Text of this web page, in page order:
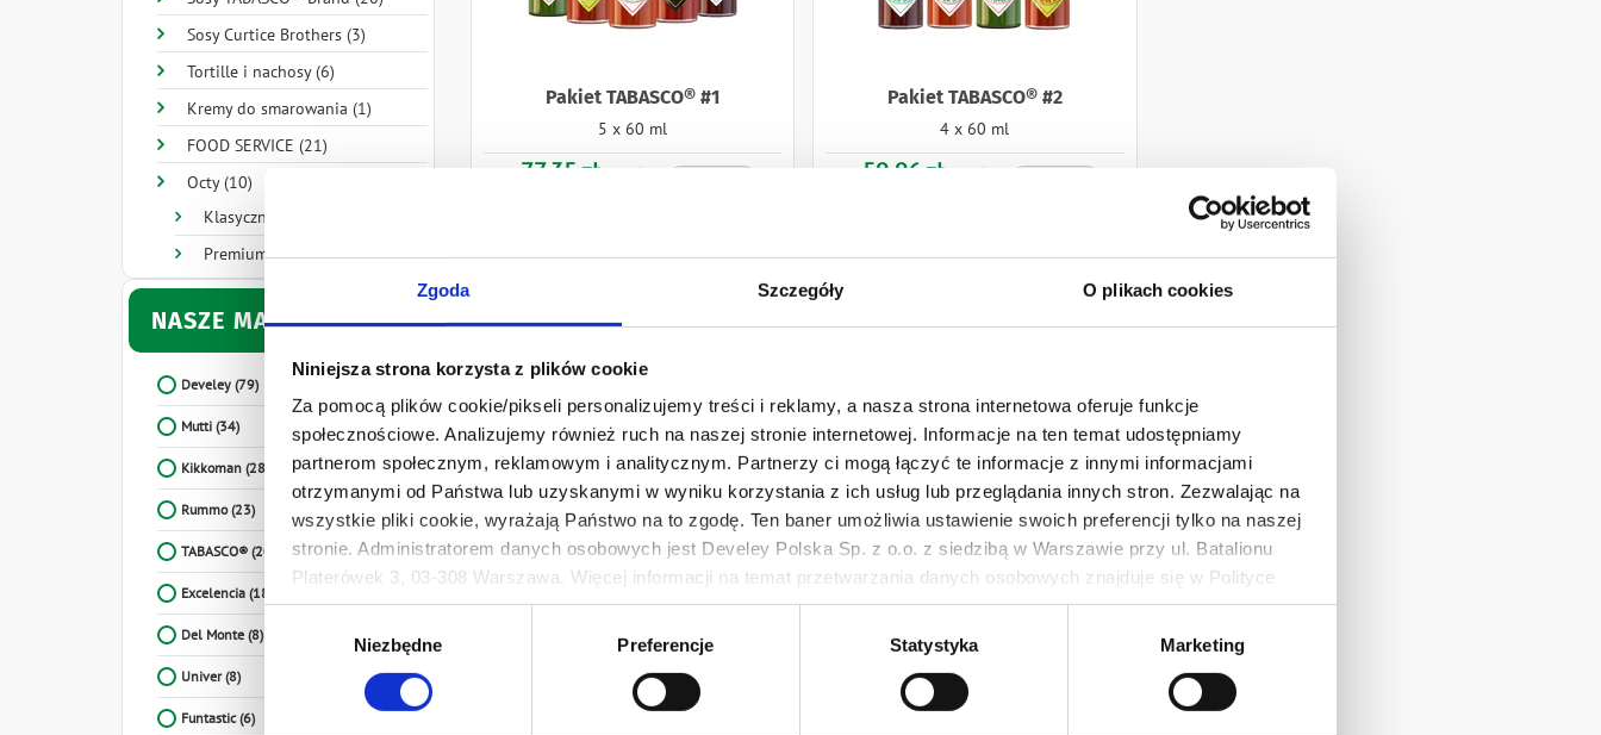
Zgoda Szczegóły O plikach cookies
Niniejsza strona korzysta z plików cookie
Za pomocą plików cookie/pikseli personalizujemy treści i reklamy, a nasza strona internetowa oferuje funkcje
społecznościowe. Analizujemy również ruch na naszej stronie internetowej. Informacje na ten temat udostępniamy
partnerom społecznym, reklamowym i analitycznym. Partnerzy ci mogą łączyć te informacje z innymi informacjami
otrzymanymi od Państwa lub uzyskanymi w wyniku korzystania z ich usług lub przeglądania innych stron. Zezwalając na
wszystkie pliki cookie, wyrażają Państwo na to zgodę. Ten baner umożliwia ustawienie swoich preferencji tylko na naszej
stronie. Administratorem danych osobowych jest Develey Polska Sp. z o.o. z siedzibą w Warszawie przy ul. Batalionu
Platerówek 3, 03-308 Warszawa. Więcej informacji na temat przetwarzania danych osobowych znajduje się w Polityce
Prywatności.
Ten baner umożliwia ustawienie Twoich preferencji tylko na naszej stronie. Administratorem danych osobowych jest
przetwarzaniu danych osobowych jest wPolityki prywatności
Niezbędne Preferencje Statystyka Marketing
Sosy Curtice Brothers (3)
Tortille i nachosy (6)
Kremy do smarowania (1)
FOOD SERVICE (21)
Octy (10)
Klasyczne (6)
Premium (2)
NASZE MARKI
Develey (79)
Mutti (34)
Kikkoman (28)
Rummo (23)
TABASCO® (20)
Excelencia (18)
Del Monte (8)
Univer (8)
Funtastic (6)
Pakiet TABASCO® #1
5 x 60 ml
77,35 zł
Pakiet TABASCO® #2
4 x 60 ml
59,96 zł